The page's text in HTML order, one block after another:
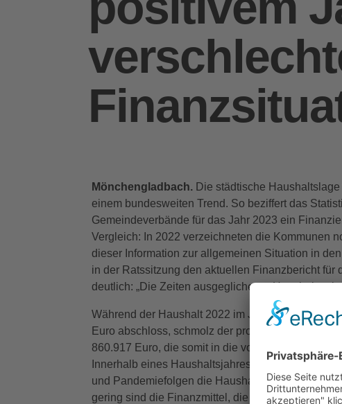
Mönchengladbach. Die städtische
einem bundesweiten Trend. So beziffert das
Gemeindeverbände für das Jahr 2023 ein
Vergleich: In 2022 verzeichneten die Kommunen
dieser Information zur allgemeinen Situation in
in der Ratssitzung den aktuellen Finanzbericht
deutlich: „Die Zeiten ausgeglichener Haushalte
Während der Haushalt 2022 im Jahresabschluss
Euro abschloss, schmolz der prognostizierte
860.917 Euro, die somit in die vorhandene
Innerhalb eines Haushaltsjahres hat sich bei
und Pandemiefolgen die Haushaltssituation um
gering sind die Finanzmittel, die in die für einen